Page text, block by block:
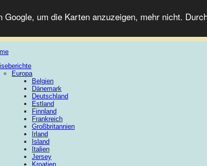
um die Karten anzuzeigen, mehr nicht.
Europa
Belgien
Dänemark
Deutschland
Estland
Finnland
Frankreich
Großbritannien
Irland
Island
Italien
Jersey
Kroatien